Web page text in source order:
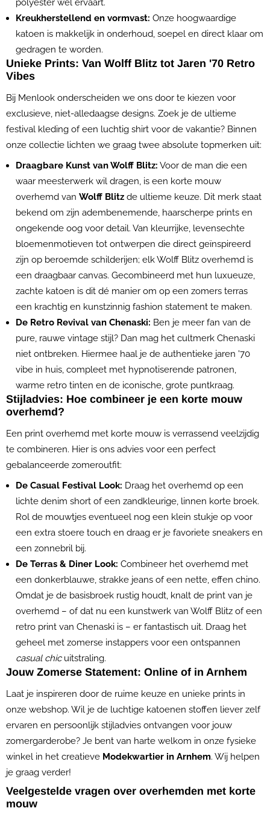
polyester wel ervaart.
Kreukherstellend en vormvast: Onze hoogwaardige
katoen is makkelijk in onderhoud, soepel en direct klaar om
gedragen te worden.
Unieke Prints: Van Wolff Blitz tot Jaren '70 Retro
Vibes
Bij Menlook onderscheiden we ons door te kiezen voor
exclusieve, niet-alledaagse designs. Zoek je de ultieme
festival kleding of een luchtig shirt voor de vakantie? Binnen
onze collectie lichten we graag twee absolute topmerken uit:
Draagbare Kunst van Wolff Blitz: Voor de man die een
waar meesterwerk wil dragen, is een korte mouw
overhemd van Wolff Blitz de ultieme keuze. Dit merk staat
bekend om zijn adembenemende, haarscherpe prints en
ongekende oog voor detail. Van kleurrijke, levensechte
bloemenmotieven tot ontwerpen die direct geïnspireerd
zijn op beroemde schilderijen; elk Wolff Blitz overhemd is
een draagbaar canvas. Gecombineerd met hun luxueuze,
zachte katoen is dit dé manier om op een zomers terras
een krachtig en kunstzinnig fashion statement te maken.
De Retro Revival van Chenaski: Ben je meer fan van de
pure, rauwe vintage stijl? Dan mag het cultmerk Chenaski
niet ontbreken. Hiermee haal je de authentieke jaren '70
vibe in huis, compleet met hypnotiserende patronen,
warme retro tinten en de iconische, grote puntkraag.
Stijladvies: Hoe combineer je een korte mouw
overhemd?
Een print overhemd met korte mouw is verrassend veelzijdig
te combineren. Hier is ons advies voor een perfect
gebalanceerde zomeroutfit:
De Casual Festival Look: Draag het overhemd op een
lichte denim short of een zandkleurige, linnen korte broek.
Rol de mouwtjes eventueel nog een klein stukje op voor
een extra stoere touch en draag er je favoriete sneakers en
een zonnebril bij.
De Terras & Diner Look: Combineer het overhemd met
een donkerblauwe, strakke jeans of een nette, effen chino.
Omdat je de basisbroek rustig houdt, knalt de print van je
overhemd – of dat nu een kunstwerk van Wolff Blitz of een
retro print van Chenaski is – er fantastisch uit. Draag het
geheel met zomerse instappers voor een ontspannen
casual chicuitstraling.
Jouw Zomerse Statement: Online of in Arnhem
Laat je inspireren door de ruime keuze en unieke prints in
onze webshop. Wil je de luchtige katoenen stoffen liever zelf
ervaren en persoonlijk stijladvies ontvangen voor jouw
zomergarderobe? Je bent van harte welkom in onze fysieke
winkel in het creatieve Modekwartier in Arnhem. Wij helpen
je graag verder!
Veelgestelde vragen over overhemden met korte
mouw